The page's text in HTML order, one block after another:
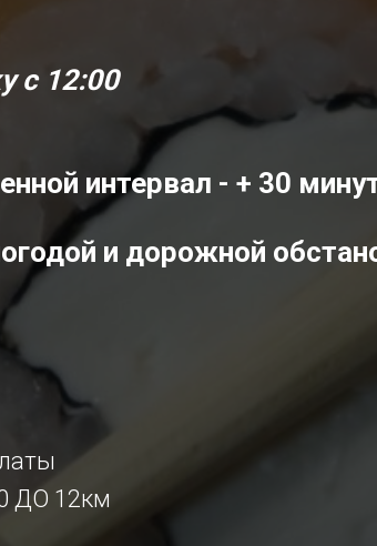
с 12:00
интервал - + 30
и дорожной
ДО 12км